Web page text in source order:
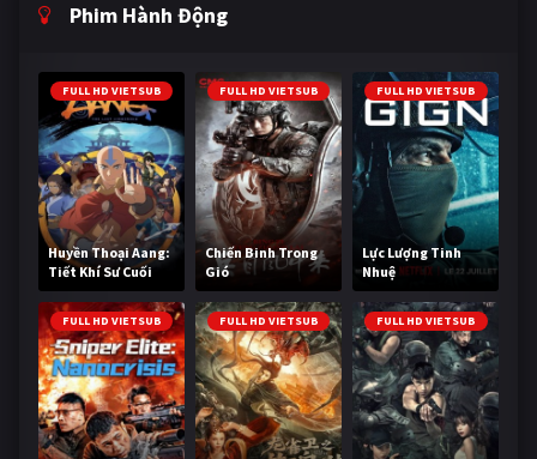
Phim Hành Động
FULL HD VIETSUB
Huyền Thoại Aang:
Tiết Khí Sư Cuối
Cùng
FULL HD VIETSUB
Chiến Binh Trong
Gió
FULL HD VIETSUB
Lực Lượng Tinh
Nhuệ
FULL HD VIETSUB FULL HD VIETSUB FULL HD VIETSUB